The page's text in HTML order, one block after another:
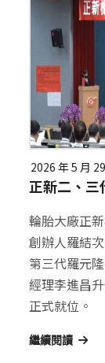
2026 年 5 月
正新二、
輪胎大廠正
創辦人羅結
第三代羅元
經理李進昌
正式就位。
繼續閱讀